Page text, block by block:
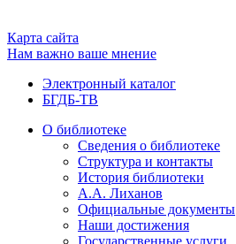
Карта сайта
Нам важно ваше мнение
Электронный каталог
БГДБ-ТВ
О библиотеке
Сведения о библиотеке
Структура и контакты
История библиотеки
А.А. Лиханов
Официальные документы
Наши достижения
Государственные услуги